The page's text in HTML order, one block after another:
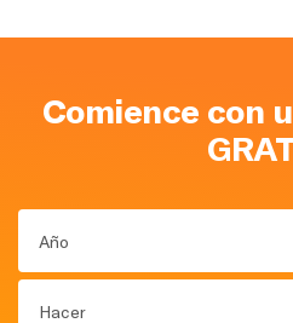
Comience con
Año
Hacer